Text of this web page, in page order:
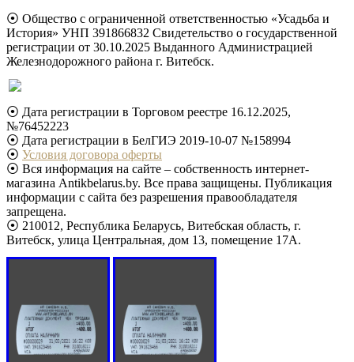
⦿ Общество с ограниченной ответственностью «Усадьба и
История» УНП 391866832 Свидетельство о государственной
регистрации от 30.10.2025 Выданного Администрацией
Железнодорожного района г. Витебск.
⦿ Дата регистрации в Торговом реестре 16.12.2025,
№76452223
⦿ Дата регистрации в БелГИЭ 2019-10-07 №158994
⦿ Условия договора оферты
⦿ Вся информация на сайте – собственность интернет-
магазина Antikbelarus.by. Все права защищены. Публикация
информации с сайта без разрешения правообладателя
запрещена.
⦿ 210012, Республика Беларусь, Витебская область, г.
Витебск, улица Центральная, дом 13, помещение 17А.